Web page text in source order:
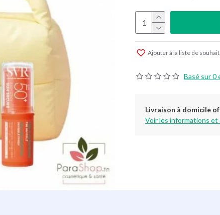
Basé sur 0
Ajouter à la liste de
Livraison à domicile
Voir les informations et